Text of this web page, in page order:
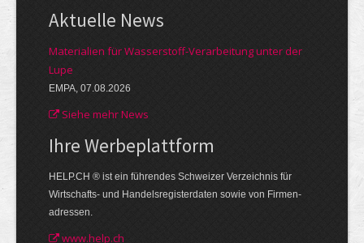
Aktuelle News
Materialien für Wasserstoff-Verarbeitung unter der
Lupe
EMPA, 07.08.2026
Siehe mehr News
Ihre Werbe­plattform
HELP.CH ® ist ein führendes Schweizer Verzeichnis für
Wirtschafts- und Handelsregisterdaten sowie von Firmen­
adressen.
www.help.ch